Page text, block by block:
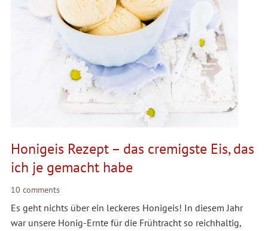
Honigeis Rezept – das cremigste Eis, das
ich je gemacht habe
10 comments
Es geht nichts über ein leckeres Honigeis! In diesem Jahr
war unsere Honig-Ernte für die Frühtracht so reichhaltig,